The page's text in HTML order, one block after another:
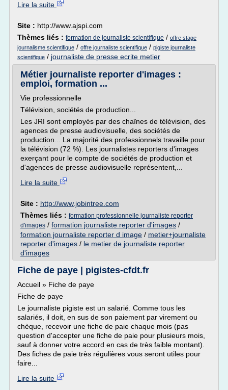
Lire la suite
Site : http://www.ajspi.com
Thèmes liés : formation de journaliste scientifique / offre stage
journalisme scientifique / offre journaliste scientifique / pigiste journaliste
scientifique / journaliste de presse ecrite metier
Métier journaliste reporter d'images :
emploi, formation ...
Vie professionnelle
Télévision, sociétés de production...
Les JRI sont employés par des chaînes de télévision, des
agences de presse audiovisuelle, des sociétés de
production... La majorité des professionnels travaille pour
la télévision (72 %). Les journalistes reporters d'images
exerçant pour le compte de sociétés de production et
d'agences de presse audiovisuelle représentent,...
Lire la suite
Site : http://www.jobintree.com
Thèmes liés : formation professionnelle journaliste reporter
d'images / formation journaliste reporter d'images /
formation journaliste reporter d image / metier+journaliste
reporter d'images / le metier de journaliste reporter
d'images
Fiche de paye | pigistes-cfdt.fr
Accueil » Fiche de paye
Fiche de paye
Le journaliste pigiste est un salarié. Comme tous les
salariés, il doit, en sus de son paiement par virement ou
chèque, recevoir une fiche de paie chaque mois (pas
question d'accepter une fiche de paie pour plusieurs mois,
sauf à donner votre accord en cas de très faible montant).
Des fiches de paie très régulières vous seront utiles pour
faire...
Lire la suite